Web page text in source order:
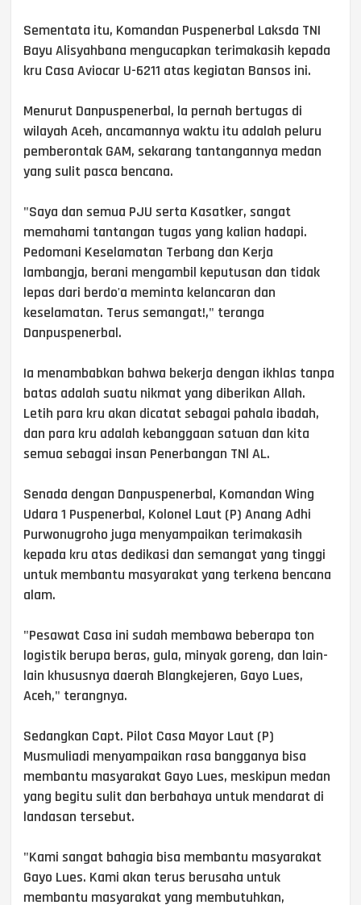
Sementata itu, Komandan Puspenerbal Laksda TNI
Bayu Alisyahbana mengucapkan terimakasih kepada
kru Casa Aviocar U-6211 atas kegiatan Bansos ini.
Menurut Danpuspenerbal, la pernah bertugas di
wilayah Aceh, ancamannya waktu itu adalah peluru
pemberontak GAM, sekarang tantangannya medan
yang sulit pasca bencana.
"Saya dan semua PJU serta Kasatker, sangat
memahami tantangan tugas yang kalian hadapi.
Pedomani Keselamatan Terbang dan Kerja
lambangja, berani mengambil keputusan dan tidak
lepas dari berdo'a meminta kelancaran dan
keselamatan. Terus semangat!," teranga
Danpuspenerbal.
Ia menambabkan bahwa bekerja dengan ikhlas tanpa
batas adalah suatu nikmat yang diberikan Allah.
Letih para kru akan dicatat sebagai pahala ibadah,
dan para kru adalah kebanggaan satuan dan kita
semua sebagai insan Penerbangan TNl AL.
Senada dengan Danpuspenerbal, Komandan Wing
Udara 1 Puspenerbal, Kolonel Laut (P) Anang Adhi
Purwonugroho juga menyampaikan terimakasih
kepada kru atas dedikasi dan semangat yang tinggi
untuk membantu masyarakat yang terkena bencana
alam.
"Pesawat Casa ini sudah membawa beberapa ton
logistik berupa beras, gula, minyak goreng, dan lain-
lain khususnya daerah Blangkejeren, Gayo Lues,
Aceh," terangnya.
Sedangkan Capt. Pilot Casa Mayor Laut (P)
Musmuliadi menyampaikan rasa bangganya bisa
membantu masyarakat Gayo Lues, meskipun medan
yang begitu sulit dan berbahaya untuk mendarat di
landasan tersebut.
"Kami sangat bahagia bisa membantu masyarakat
Gayo Lues. Kami akan terus berusaha untuk
membantu masyarakat yang membutuhkan,